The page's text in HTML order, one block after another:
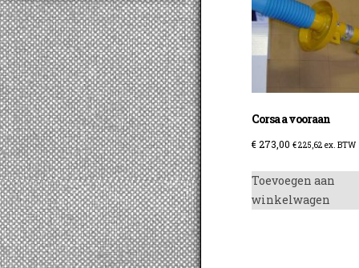
Corsa a vooraan
€273,00 €225,62 ex. BTW
Toevoegen aan
winkelwagen